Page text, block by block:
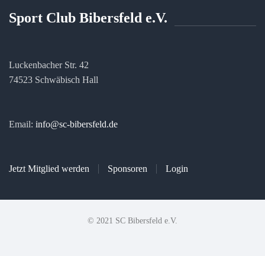
Sport Club Bibersfeld e.V.
Luckenbacher Str. 42
74523 Schwäbisch Hall
Email: info@sc-bibersfeld.de
Jetzt Mitglied werden Sponsoren Login
© 2021 SC Bibersfeld e.V.